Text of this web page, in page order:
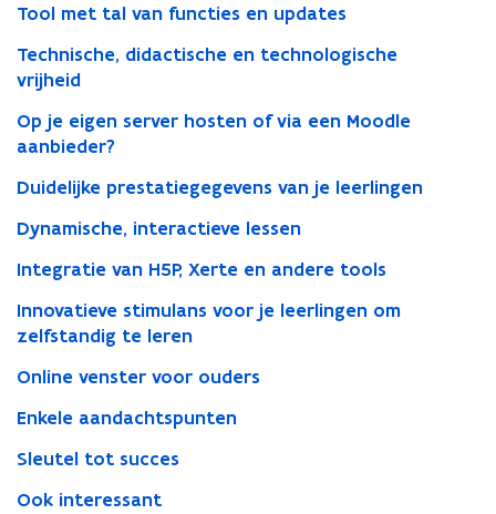
Tool met tal van functies en updates
Technische, didactische en technologische
vrijheid
Op je eigen server hosten of via een Moodle
aanbieder?
Duidelijke prestatiegegevens van je leerlingen
Dynamische, interactieve lessen
Integratie van H5P, Xerte en andere tools
Innovatieve stimulans voor je leerlingen om
zelfstandig te leren
Online venster voor ouders
Enkele aandachtspunten
Sleutel tot succes
Ook interessant